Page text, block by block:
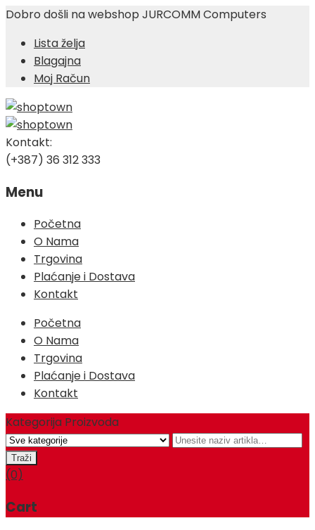
Dobro došli na webshop JURCOMM Computers
Lista želja
Blagajna
Moj Račun
Kontakt:
(+387) 36 312 333
Menu
Skip
content
Početna
O Nama
Trgovina
Plaćanje i Dostava
Kontakt
Početna
O Nama
Trgovina
Plaćanje i Dostava
Kontakt
Kategorija Proizvoda
(0)
Cart